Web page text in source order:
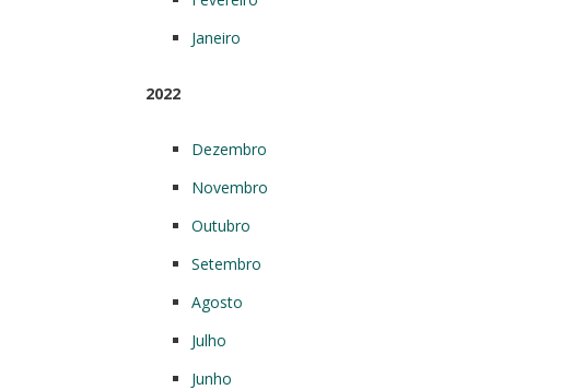
Janeiro
2022
Dezembro
Novembro
Outubro
Setembro
Agosto
Julho
Junho